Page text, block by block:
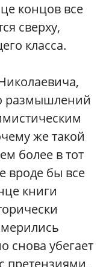
концов все
сверху,
класса.
размышлений
же такой
более в тот
вроде бы все
книги
снова убегает
претензиями,